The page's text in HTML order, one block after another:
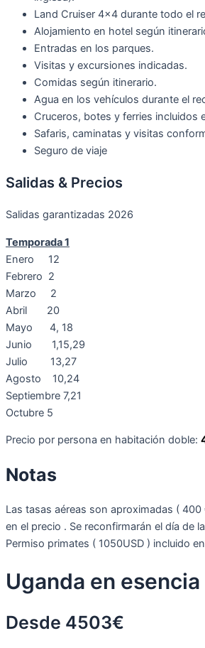
Land Cruiser 4×4 durante todo el
Alojamiento en hotel según
Entradas en los parques.
Visitas y excursiones indicadas.
Comidas según itinerario.
Agua en los vehículos durante el
Cruceros, botes y ferries incluidos
Safaris, caminatas y visitas
Seguro de viaje
Salidas & Precios
Salidas garantizadas 2026
Temporada 1
Enero 12
Febrero 2
Marzo 2
Abril 20
Mayo 4, 18
Junio 1,15,29
Julio 13,27
Agosto 10,24
Septiembre 7,21
Octubre 5
Precio por persona en habitación doble:
Notas
Las tasas aéreas son aproximadas (
en el precio . Se reconfirmarán el día de
Permiso primates ( 1050USD ) incluido
Uganda en
Desde 4503€